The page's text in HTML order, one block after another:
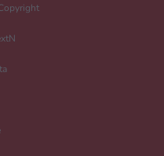
y web en este navegador para la